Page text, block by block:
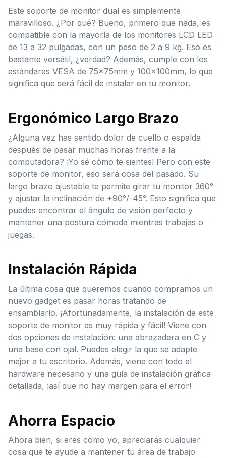
Este soporte de monitor dual es simplemente
maravilloso. ¿Por qué? Bueno, primero que nada, es
compatible con la mayoría de los monitores LCD LED
de 13 a 32 pulgadas, con un peso de 2 a 9 kg. Eso es
bastante versátil, ¿verdad? Además, cumple con los
estándares VESA de 75x75mm y 100x100mm, lo que
significa que será fácil de instalar en tu monitor.
Ergonómico Largo Brazo
¿Alguna vez has sentido dolor de cuello o espalda
después de pasar muchas horas frente a la
computadora? ¡Yo sé cómo te sientes! Pero con este
soporte de monitor, eso será cosa del pasado. Su
largo brazo ajustable te permite girar tu monitor 360°
y ajustar la inclinación de +90°/-45°. Esto significa que
puedes encontrar el ángulo de visión perfecto y
mantener una postura cómoda mientras trabajas o
juegas.
Instalación Rápida
La última cosa que queremos cuando compramos un
nuevo gadget es pasar horas tratando de
ensamblarlo. ¡Afortunadamente, la instalación de este
soporte de monitor es muy rápida y fácil! Viene con
dos opciones de instalación: una abrazadera en C y
una base con ojal. Puedes elegir la que se adapte
mejor a tu escritorio. Además, viene con todo el
hardware necesario y una guía de instalación gráfica
detallada, ¡así que no hay margen para el error!
Ahorra Espacio
Ahora bien, si eres como yo, apreciarás cualquier
cosa que te ayude a mantener tu área de trabajo